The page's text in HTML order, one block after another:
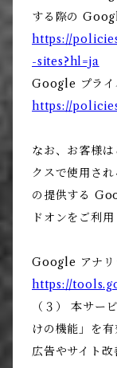
する際の
https://
-sites?hl=ja
Google プライ
https://
なお、お客様
クスで使用さ
の提供する
ドオンをご利用
Google アナリ
https://
（３） 本サ
けの機能」を
広告やサイト